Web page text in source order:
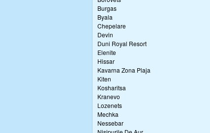
Burgas
Byala
Chepelare
Devin
Duni Royal Resort
Elenite
Hissar
Kavarna Zona Plaja
Kiten
Kosharitsa
Kranevo
Lozenets
Mechka
Nessebar